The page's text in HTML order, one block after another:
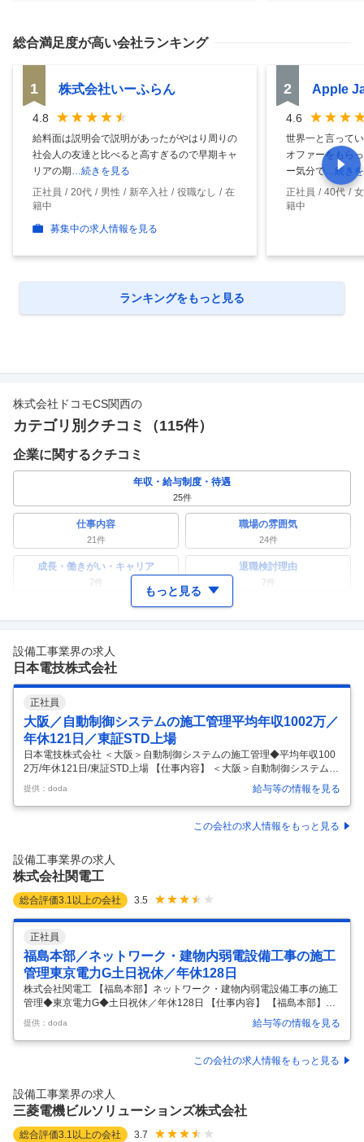
総合満足度が高い会社ランキング
1 株式会社いーふらん
4.8
給料面は説明会で説明があったがやはり周りの
社会人の友達と比べると高すぎるので早期キャ
リアの期 …続きを見る
正社員
20代 男性 新卒入社 役職なし
在
籍中
募集中の求人情報を見る
2 Apple
4.6
世界一と言って
オファーをもら
ー気分で …続き
正社員
40代
籍中
ランキングをもっと見る
株式会社ドコモCS関西の
カテゴリ別クチコミ（115件）
企業に関するクチコミ
年収・給与制度・待遇
25件
仕事内容
21件
職場の雰囲気
24件
成長・働きがい・キャリア
7件
退職検討理由
7件
ワークライフバランス 女性の活躍・働きやすさ
副業
1件
企業の選考に関するクチコミ
中途採用面接・選考 新卒採用面接・選考
もっと見る
設備工事業界の求人
日本電技株式会社
正社員
大阪／自動制御システムの施工管理平均年収1002万／
年休121日／東証STD上場
日本電技株式会社 ＜大阪＞自動制御システムの施工管理◆平均年収100
2万/年休121日/東証STD上場 【仕事内容】 ＜大阪＞自動制御システムの
施工管理◆平均年収1002万/年休121日/東証STD上場 【具体的な仕事内
容】 ～東証スタンダード上場/計装工事のリーディングカンパニー/年休1
21日/平均勤続年数17.3年/平均有給休暇取得日数14.6日～ ■業務概要：
食品や薬品工場向けの生産設備における電気計装工事、機械設備工事の
す。 ・ご経験やスキルに合わせて案件
提供：doda 給与等の情報を見る
この会社の求人情報をもっと見る
設備工事業界の求人
株式会社関電工
総合評価3.1 以上の会社 3.5
正社員
福島本部／ネットワーク・建物内弱電設備工事の施工
管理東京電力G土日祝休／年休128日
株式会社関電工 【福島本部】ネットワーク・建物内弱電設備工事の施工
管理◆東京電力G◆土日祝休／年休128日 【仕事内容】 【福島本部】ネ
ットワーク・建物内弱電設備工事の施工管理◆東京電力G◆土日祝休／
年休128日 【具体的な仕事内容】 ～東証プライム上場◎東京電力Gの総
合設備企業／超高層ビルや巨大建造物の電気設備工事の計画からメンテ
ナンス・電力事業・情報通信事業等、幅広く展開／平均勤続19年以上／
く、今までの経験を活かしながら能力・スキルを高めていける職場で
す。 ■業…
提供：doda 給与等の情報を見る
この会社の求人情報をもっと見る
設備工事業界の求人
三菱電機ビルソリューションズ株式会社
総合評価3.1 以上の会社 3.7